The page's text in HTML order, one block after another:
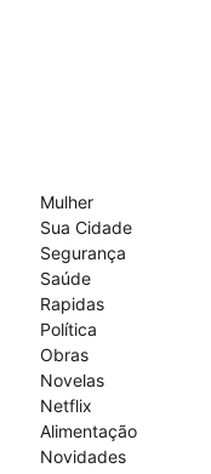
Mulher
Sua Cidade
Segurança
Saúde
Rapidas
Política
Obras
Novelas
Netflix
Alimentação
Novidades